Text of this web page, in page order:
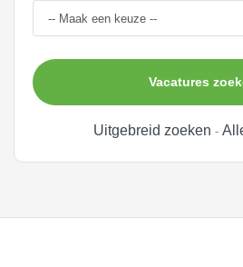
Vacatures
Uitgebreid zoeken -